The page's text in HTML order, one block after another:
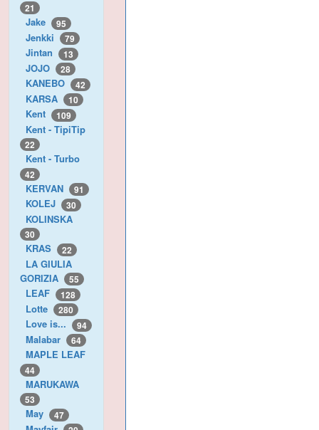
21
Jake 95
Jenkki 79
Jintan 13
JOJO 28
KANEBO 42
KARSA 10
Kent 109
Kent - TipiTip
22
Kent - Turbo
42
KERVAN 91
KOLEJ 30
KOLINSKA
30
KRAS 22
LA GIULIA
GORIZIA
55
LEAF 128
Lotte 280
Love is... 94
Malabar 64
MAPLE LEAF
44
MARUKAWA
53
May 47